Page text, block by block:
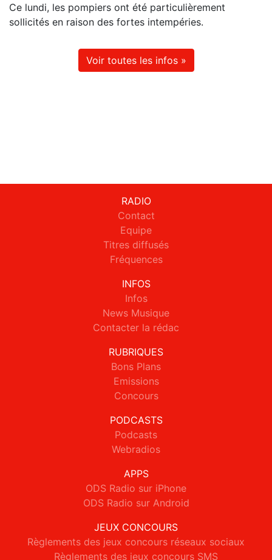
Ce lundi, les pompiers ont été particulièrement
sollicités en raison des fortes intempéries.
Voir toutes les infos »
RADIO
Contact
Equipe
Titres diffusés
Fréquences
INFOS
Infos
News Musique
Contacter la rédac
RUBRIQUES
Bons Plans
Emissions
Concours
PODCASTS
Podcasts
Webradios
APPS
ODS Radio sur iPhone
ODS Radio sur Android
JEUX CONCOURS
Règlements des jeux concours réseaux sociaux
Règlements des jeux concours SMS